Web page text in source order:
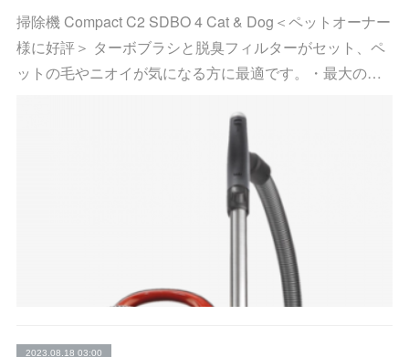
掃除機 Compact C2 SDBO 4 Cat & Dog＜ペットオーナー
様に好評＞ ターボブラシと脱臭フィルターがセット、ペ
ットの毛やニオイが気になる方に最適です。・最大の…
2023.08.18 03:00